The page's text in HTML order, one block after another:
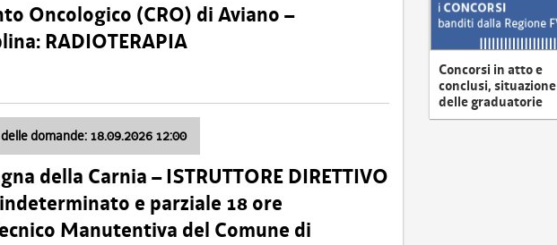
Oncologico (CRO) di Aviano –
RADIOTERAPIA
domande: 18.09.2026 12:00
della Carnia – ISTRUTTORE DIRETTIVO
e parziale 18 ore
Manutentiva del Comune di
Concorsi in atto e
conclusi, situazione
delle graduatorie